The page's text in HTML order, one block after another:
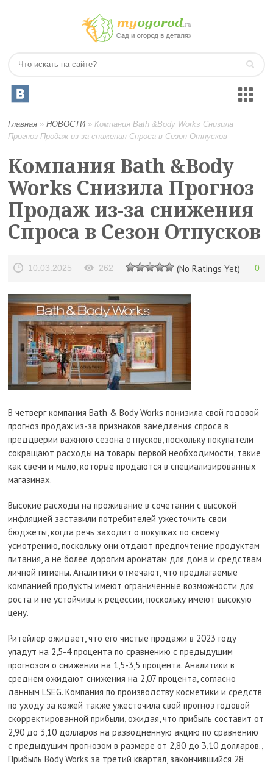
Главная »НОВОСТИ»Компания Bath &Body Works Снизила
Прогноз Продаж из-за снижения Спроса в Сезон Отпусков
Компания Bath &Body
Works Снизила Прогноз
Продаж из-за снижения
Спроса в Сезон Отпусков
10.03.2025 262 (No Ratings Yet) 0
В четверг компания Bath & Body Works понизила свой годовой
прогноз продаж из-за признаков замедления спроса в
преддверии важного сезона отпусков, поскольку покупатели
сокращают расходы на товары первой необходимости, такие
как свечи и мыло, которые продаются в специализированных
магазинах.
Высокие расходы на проживание в сочетании с высокой
инфляцией заставили потребителей ужесточить свои
бюджеты, когда речь заходит о покупках по своему
усмотрению, поскольку они отдают предпочтение продуктам
питания, а не более дорогим ароматам для дома и средствам
личной гигиены. Аналитики отмечают, что предлагаемые
компанией продукты имеют ограниченные возможности для
роста и не устойчивы к рецессии, поскольку имеют высокую
цену.
Ритейлер ожидает, что его чистые продажи в 2023 году
упадут на 2,5-4 процента по сравнению с предыдущим
прогнозом о снижении на 1,5-3,5 процента. Аналитики в
среднем ожидают снижения на 2,07 процента, согласно
данным LSEG. Компания по производству косметики и средств
по уходу за кожей также ужесточила свой прогноз годовой
скорректированной прибыли, ожидая, что прибыль составит от
2,90 до 3,10 долларов на разводненную акцию по сравнению
с предыдущим прогнозом в размере от 2,80 до 3,10 долларов.,
Прибыль Body Works за третий квартал, закончившийся 28